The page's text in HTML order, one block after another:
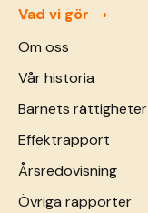
Vad vi gör
Om oss
Vår historia
Barnets rättigheter
Effektrapport
Årsredovisning
Övriga rapporter